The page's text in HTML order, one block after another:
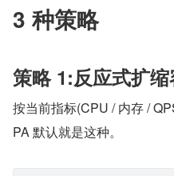
3 种策略
策略 1:反应式扩
按当前指标(CPU / 内存 /
PA 默认就是这种。